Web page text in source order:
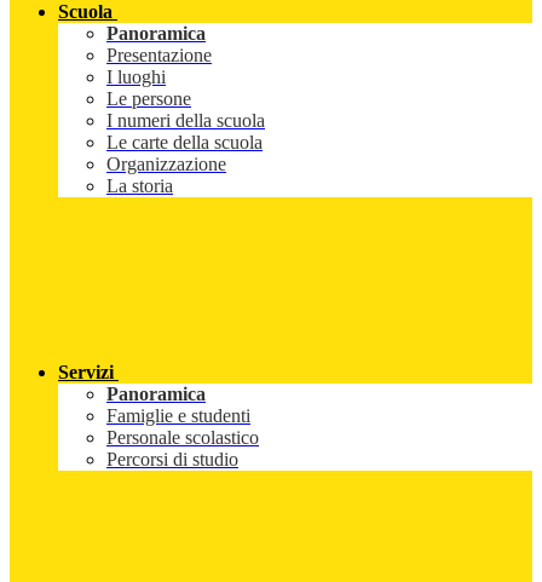
Scuola
Panoramica
Presentazione
I luoghi
Le persone
I numeri della scuola
Le carte della scuola
Organizzazione
La storia
Servizi
Panoramica
Famiglie e studenti
Personale scolastico
Percorsi di studio